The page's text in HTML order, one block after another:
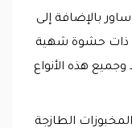
بالإضافة إلى
ذات حشوة شهية
وجميع هذه الأنواع
الطازجة